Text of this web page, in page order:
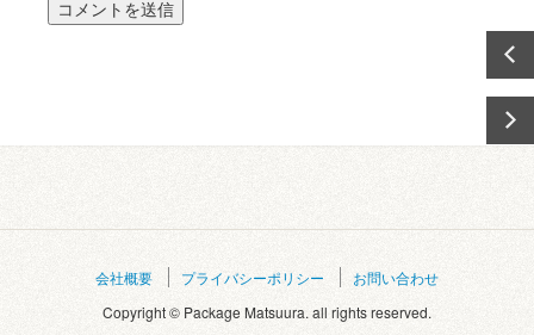
会社概要 プライバシーポリシー
お問い合わせ
Copyright © Package Matsuura. all rights reserved.